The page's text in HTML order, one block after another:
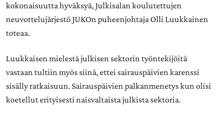
kokonaisuutta hyväksyä, Julkisalan koulutettujen
neuvottelujärjestö JUKOn puheenjohtaja Olli Luukkainen
toteaa.
Luukkaisen mielestä julkisen sektorin työntekijöitä
vastaan tultiin myös siinä, ettei sairauspäivien karenssi
sisälly ratkaisuun. Sairauspäivien palkanmenetys kun olisi
koetellut erityisesti naisvaltaista julkista sektoria.